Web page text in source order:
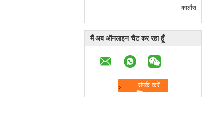
—— कार्लोस
मैं अब ऑनलाइन चैट कर रहा हूँ